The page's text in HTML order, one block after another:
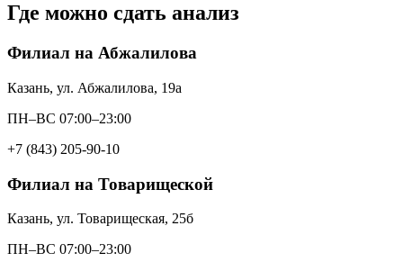
Где можно сдать анализ
Филиал на Абжалилова
Казань, ул. Абжалилова, 19а
ПН–ВС 07:00–23:00
+7 (843) 205-90-10
Филиал на Товарищеской
Казань, ул. Товарищеская, 25б
ПН–ВС 07:00–23:00